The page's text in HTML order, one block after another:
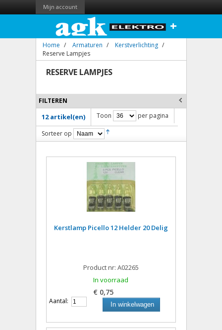
Mijn account
+
Home / Armaturen / Kerstverlichting /
Reserve Lampjes
RESERVE LAMPJES
FILTEREN
12 artikel(en) Toon per pagina
Sorteer op
Kerstlamp Picello 12 Helder 20 Delig
Product nr: A02265
In voorraad
€ 0,75
Aantal: In winkelwagen